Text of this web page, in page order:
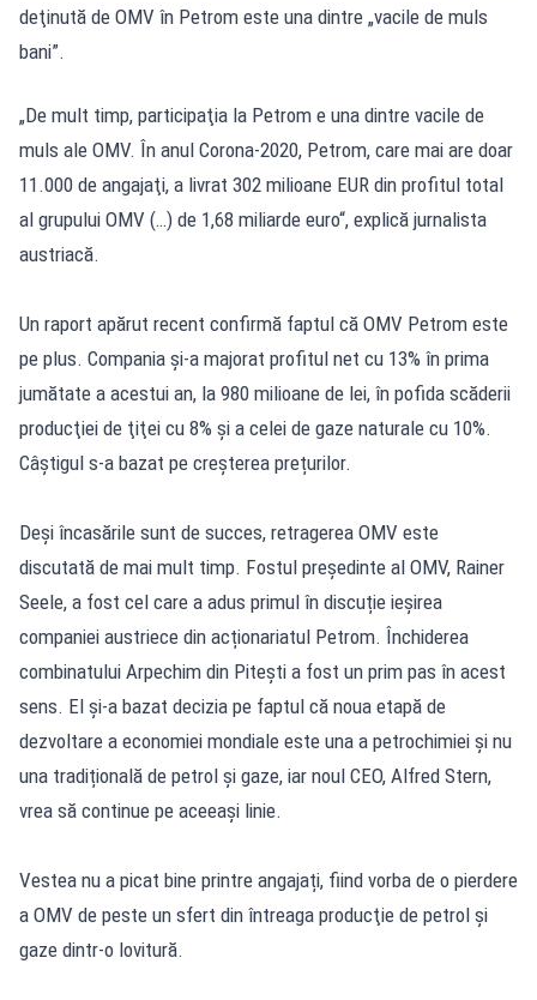
deţinută de OMV în Petrom este una dintre „vacile de muls
bani”.
„De mult timp, participaţia la Petrom e una dintre vacile de
muls ale OMV. În anul Corona-2020, Petrom, care mai are doar
11.000 de angajaţi, a livrat 302 milioane EUR din profitul total
al grupului OMV (…) de 1,68 miliarde euro“, explică jurnalista
austriacă.
Un raport apărut recent confirmă faptul că OMV Petrom este
pe plus. Compania și-a majorat profitul net cu 13% în prima
jumătate a acestui an, la 980 milioane de lei, în pofida scăderii
producţiei de ţiţei cu 8% şi a celei de gaze naturale cu 10%.
Câștigul s-a bazat pe creșterea prețurilor.
Deși încasările sunt de succes, retragerea OMV este
discutată de mai mult timp. Fostul președinte al OMV, Rainer
Seele, a fost cel care a adus primul în discuție ieșirea
companiei austriece din acționariatul Petrom. Închiderea
combinatului Arpechim din Pitești a fost un prim pas în acest
sens. El și-a bazat decizia pe faptul că noua etapă de
dezvoltare a economiei mondiale este una a petrochimiei și nu
una tradițională de petrol și gaze, iar noul CEO, Alfred Stern,
vrea să continue pe aceeași linie.
Vestea nu a picat bine printre angajați, fiind vorba de o pierdere
a OMV de peste un sfert din întreaga producţie de petrol şi
gaze dintr-o lovitură.